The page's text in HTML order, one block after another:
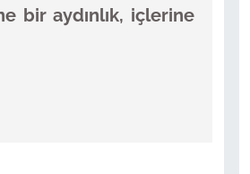
bir aydınlık, içlerine